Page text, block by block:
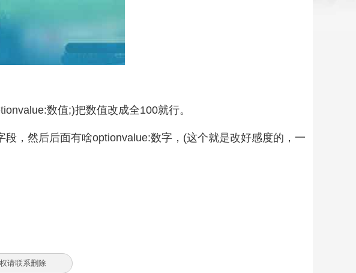
数值;)把数值改成全100就行。
，然后后面有啥optionvalue:数字，(这个就是改好感度的，一
请联系删除